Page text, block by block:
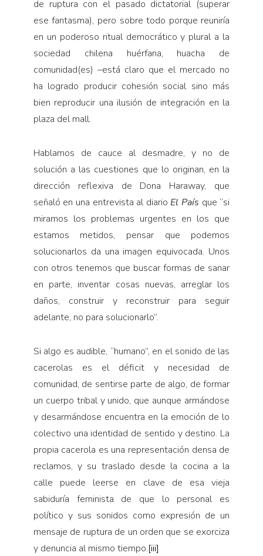
de ruptura con el pasado dictatorial (superar
ese fantasma), pero sobre todo porque reuniría
en un poderoso ritual democrático y plural a la
sociedad chilena huérfana, huacha de
comunidad(es) –está claro que el mercado no
ha logrado producir cohesión social sino más
bien reproducir una ilusión de integración en la
plaza del mall.
Hablamos de cauce al desmadre, y no de
solución a las cuestiones que lo originan, en la
dirección reflexiva de Dona Haraway, que
señaló en una entrevista al diario El País que “si
miramos los problemas urgentes en los que
estamos metidos, pensar que podemos
solucionarlos da una imagen equivocada. Unos
con otros tenemos que buscar formas de sanar
en parte, inventar cosas nuevas, arreglar los
daños, construir y reconstruir para seguir
adelante, no para solucionarlo”.
Si algo es audible, “humano”, en el sonido de las
cacerolas es el déficit y necesidad de
comunidad, de sentirse parte de algo, de formar
un cuerpo tribal y unido, que aunque armándose
y desarmándose encuentra en la emoción de lo
colectivo una identidad de sentido y destino. La
propia cacerola es una representación densa de
reclamos, y su traslado desde la cocina a la
calle puede leerse en clave de esa vieja
sabiduría feminista de que lo personal es
político y sus sonidos como expresión de un
mensaje de ruptura de un orden que se exorciza
y denuncia al mismo tiempo.[iii]